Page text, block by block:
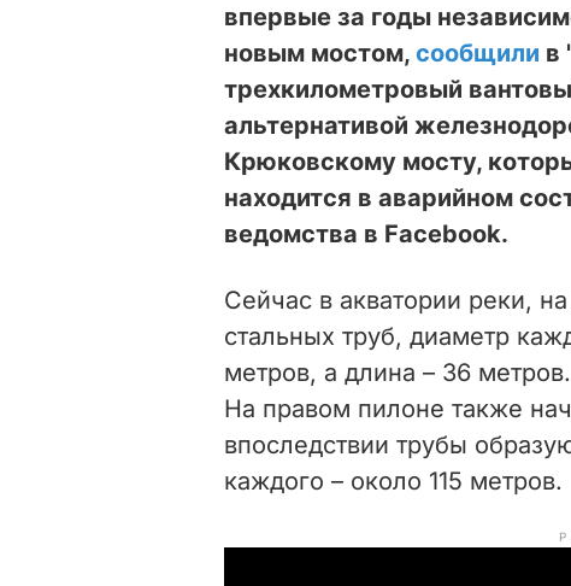
впервые за годы
новым мостом, сообщили в
трехкилометровый
альтернативой
Крюковскому мосту,
находится в аварийном
ведомства в Facebook.
Сейчас в акватории реки,
стальных труб, диаметр
метров, а длина – 36
На правом пилоне также
впоследствии трубы
каждого – около 115 метров.